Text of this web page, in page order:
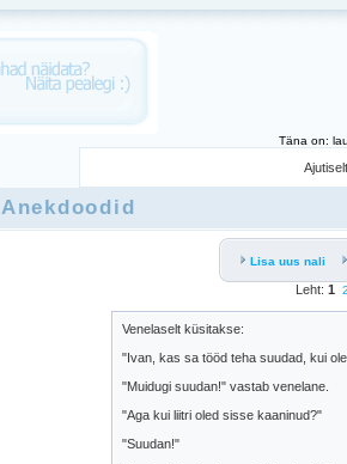
Täna on:
Anekdoodid
Lisa uus nali
Leht: 1
Venelaselt küsitakse:
"Ivan, kas sa tööd teha suudad, kui
"Muidugi suudan!" vastab venelane.
"Aga kui liitri oled sisse kaaninud?"
"Suudan!"